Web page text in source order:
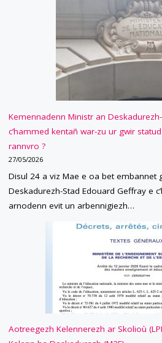
Kemennadenn Ministr an
c’hammed kentañ war-zu ur gwir
rannvro ?
27/05/2026
Disul 24 a viz Mae e oa bet embannet
Deskadurezh-Stad Edouard Geffray e
arnodenn evit un arbennigiezh…
Aotreegezh Kelennerezh ar Skolioù